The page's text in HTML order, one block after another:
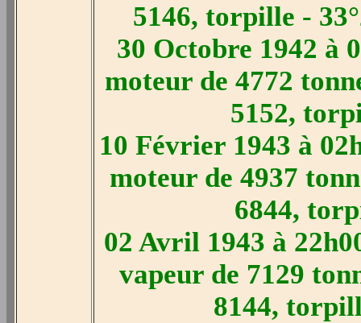
5146, torpille -
30 Octobre 1942
moteur de 4772
5152,
10 Février 1943 à
moteur de 4937
6844,
02 Avril 1943 à
vapeur de 7129
8144,